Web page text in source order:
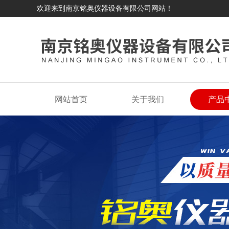
欢迎来到南京铭奥仪器设备有限公司网站！
网站首页 关于我们 产品